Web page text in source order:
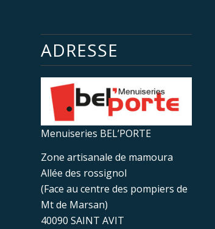
ADRESSE
Menuiseries BEL’PORTE
Zone artisanale de mamoura
Allée des rossignol
(Face au centre des pompiers de
Mt de Marsan)
40090 SAINT AVIT